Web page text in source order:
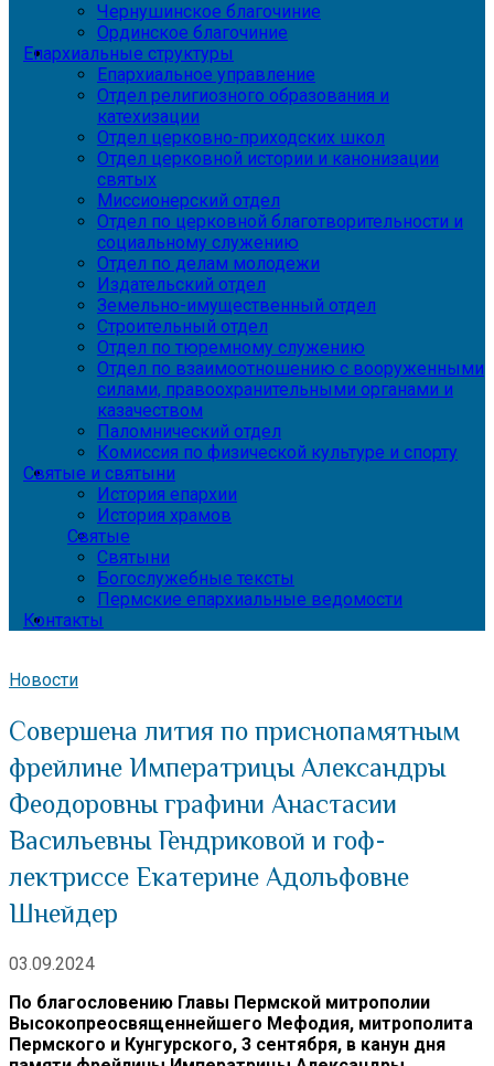
Чернушинское благочиние
Ординское благочиние
Епархиальные структуры
Епархиальное управление
Отдел религиозного образования и
катехизации
Отдел церковно-приходских школ
Отдел церковной истории и канонизации
святых
Миссионерский отдел
Отдел по церковной благотворительности и
социальному служению
Отдел по делам молодежи
Издательский отдел
Земельно-имущественный отдел
Строительный отдел
Отдел по тюремному служению
Отдел по взаимоотношению с вооруженными
силами, правоохранительными органами и
казачеством
Паломнический отдел
Комиссия по физической культуре и спорту
Святые и святыни
История епархии
История храмов
Святые
Святыни
Богослужебные тексты
Пермские епархиальные ведомости
Контакты
Новости
Совершена лития по приснопамятным
фрейлине Императрицы Александры
Феодоровны графини Анастасии
Васильевны Гендриковой и гоф-
лектриссе Екатерине Адольфовне
Шнейдер
03.09.2024
По благословению Главы Пермской митрополии
Высокопреосвященнейшего Мефодия, митрополита
Пермского и Кунгурского, 3 сентября, в канун дня